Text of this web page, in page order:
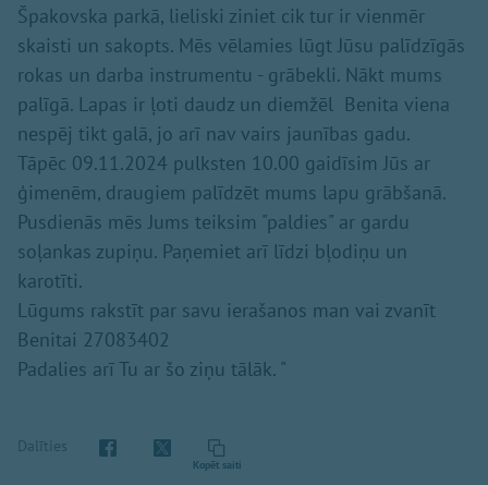
Špakovska parkā, lieliski ziniet cik tur ir vienmēr
skaisti un sakopts. Mēs vēlamies lūgt Jūsu palīdzīgās
rokas un darba instrumentu - grābekli. Nākt mums
palīgā. Lapas ir ļoti daudz un diemžēl Benita viena
nespēj tikt galā, jo arī nav vairs jaunības gadu.
Tāpēc 09.11.2024 pulksten 10.00 gaidīsim Jūs ar
ģimenēm, draugiem palīdzēt mums lapu grābšanā.
Pusdienās mēs Jums teiksim "paldies" ar gardu
soļankas zupiņu. Paņemiet arī līdzi bļodiņu un
karotīti.
Lūgums rakstīt par savu ierašanos man vai zvanīt
Benitai 27083402
Padalies arī Tu ar šo ziņu tālāk. "
Dalīties
Kopēt saiti